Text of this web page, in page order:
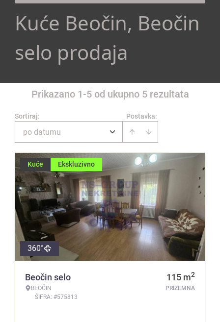
Kuće Beočin, Beočin
selo prodaja
Prikazano 1-5 od ukupno 5 rezultata
Postavka:
Sortiraj:
po datumu
Kuće Ekskluzivno
360°
Beočin selo
BEOČIN
ŠIFRA: #575813
115 m2
PRIZEMNA